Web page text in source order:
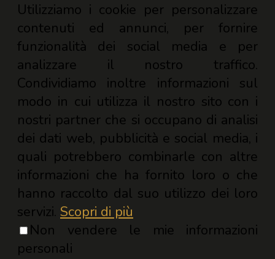
Utilizziamo i cookie per personalizzare
contenuti ed annunci, per fornire
funzionalità dei social media e per
analizzare il nostro traffico.
Condividiamo inoltre informazioni sul
modo in cui utilizza il nostro sito con i
nostri partner che si occupano di analisi
dei dati web, pubblicità e social media, i
quali potrebbero combinarle con altre
informazioni che ha fornito loro o che
hanno raccolto dal suo utilizzo dei loro
servizi. Scopri di più
Non vendere le mie informazioni
personali